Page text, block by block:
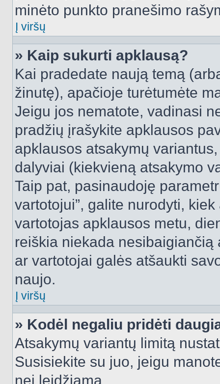
minėto punkto pranešimo
Į viršų
» Kaip sukurti apklausą?
Kai pradedate naują temą
žinutę), apačioje turėtumėte
Jeigu jos nematote, vadinasi
pradžių įrašykite apklausos
apklausos atsakymų
dalyviai (kiekvieną atsakymo
Taip pat, pasinaudoję
vartotojui”, galite nurodyti,
vartotojas apklausos metu,
reiškia niekada
ar vartotojai galės atšaukti
naujo.
Į viršų
» Kodėl negaliu pridėti
Atsakymų variantų limitą
Susisiekite su juo, jeigu
nei leidžiama.